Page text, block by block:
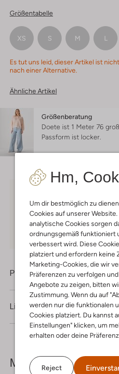
Hm,
Um dir bestmöglich zu
Cookies auf unserer
analytische Cookies sorgen
ordnungsgemäß funktioniert
verbessert wird. Diese
platziert und erfordern keine
Marketing-Cookies, die wir
Präferenzen zu verfolgen
Angebote zu zeigen, bitten
Zustimmung. Wenn du auf
werden nur die funktionalen
Cookies platziert. Du kannst
Einstellungen" klicken, um
erhalten oder deine
Reject
Größentabelle
XS S M L
Es tut uns leid, dieser Artikel ist
nach einer Alternative.
Ähnliche Artikel
Größenberatung
Doete ist 1 Meter 76
Passform ist locker
Mitglieder in Deutschland
Kauf auf Rechnung 30
Produktinformation
Lieferung & Rückgabe
Mehr sehen